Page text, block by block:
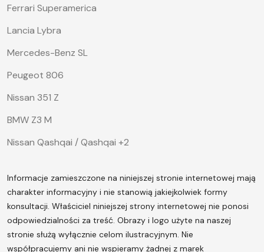
Ferrari Superamerica
Lancia Lybra
Mercedes-Benz SL
Peugeot 806
Nissan 351 Z
BMW Z3 M
Nissan Qashqai / Qashqai +2
Informacje zamieszczone na niniejszej stronie internetowej mają
charakter informacyjny i nie stanowią jakiejkolwiek formy
konsultacji. Właściciel niniejszej strony internetowej nie ponosi
odpowiedzialności za treść. Obrazy i logo użyte na naszej
stronie służą wyłącznie celom ilustracyjnym. Nie
współpracujemy ani nie wspieramy żadnej z marek